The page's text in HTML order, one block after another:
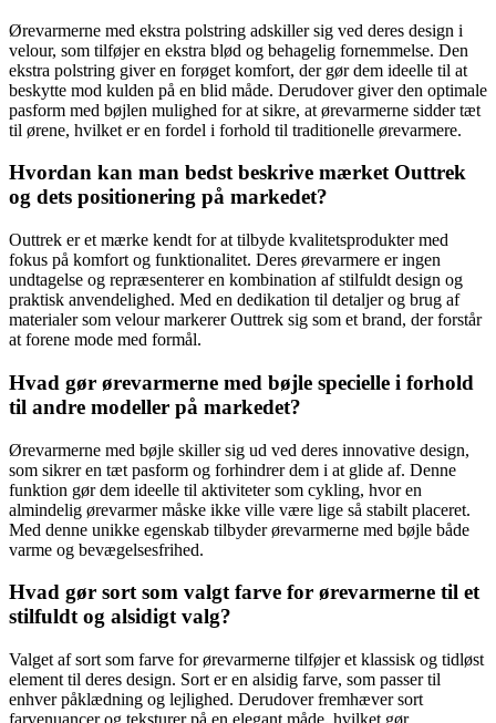
Ørevarmerne med ekstra polstring adskiller sig ved deres design i
velour, som tilføjer en ekstra blød og behagelig fornemmelse. Den
ekstra polstring giver en forøget komfort, der gør dem ideelle til at
beskytte mod kulden på en blid måde. Derudover giver den optimale
pasform med bøjlen mulighed for at sikre, at ørevarmerne sidder tæt
til ørene, hvilket er en fordel i forhold til traditionelle ørevarmere.
Hvordan kan man bedst beskrive mærket Outtrek
og dets positionering på markedet?
Outtrek er et mærke kendt for at tilbyde kvalitetsprodukter med
fokus på komfort og funktionalitet. Deres ørevarmere er ingen
undtagelse og repræsenterer en kombination af stilfuldt design og
praktisk anvendelighed. Med en dedikation til detaljer og brug af
materialer som velour markerer Outtrek sig som et brand, der forstår
at forene mode med formål.
Hvad gør ørevarmerne med bøjle specielle i forhold
til andre modeller på markedet?
Ørevarmerne med bøjle skiller sig ud ved deres innovative design,
som sikrer en tæt pasform og forhindrer dem i at glide af. Denne
funktion gør dem ideelle til aktiviteter som cykling, hvor en
almindelig ørevarmer måske ikke ville være lige så stabilt placeret.
Med denne unikke egenskab tilbyder ørevarmerne med bøjle både
varme og bevægelsesfrihed.
Hvad gør sort som valgt farve for ørevarmerne til et
stilfuldt og alsidigt valg?
Valget af sort som farve for ørevarmerne tilføjer et klassisk og tidløst
element til deres design. Sort er en alsidig farve, som passer til
enhver påklædning og lejlighed. Derudover fremhæver sort
farvenuancer og teksturer på en elegant måde, hvilket gør